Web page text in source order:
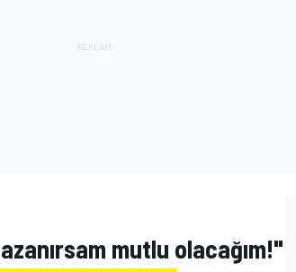
mutlu olacağım!"